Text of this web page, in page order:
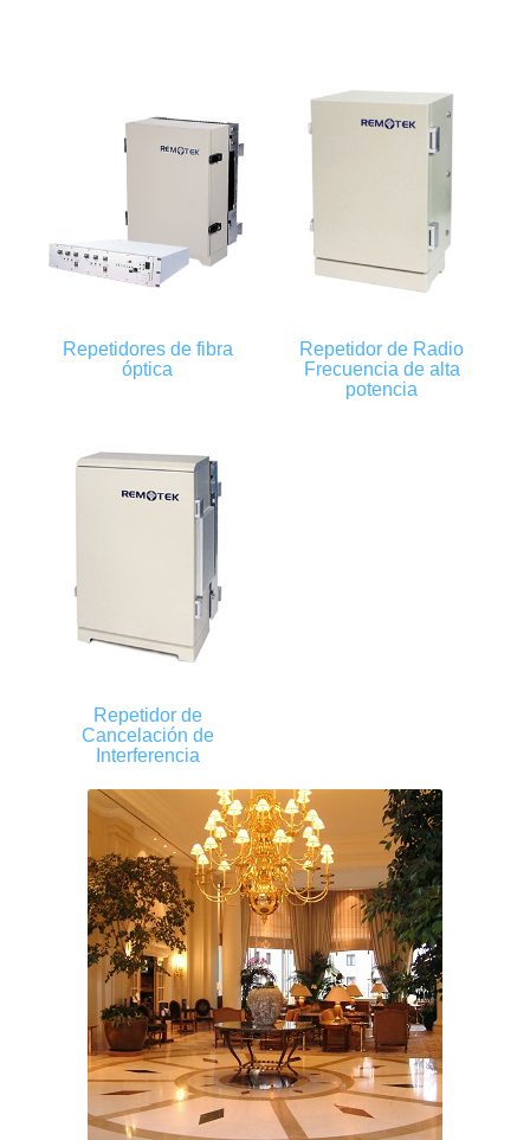
Repetidores de fibra
óptica
Repetidor de Radio
Frecuencia de alta
potencia
Repetidor de
Cancelación de
Interferencia